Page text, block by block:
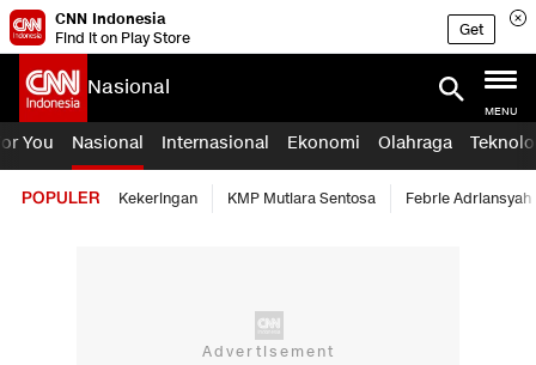
CNN Indonesia
Find it on Play Store
Get
Nasional
MENU
You Nasional Internasional Ekonomi Olahraga
POPULER Kekeringan KMP Mutiara Sentosa Febrie Adriansyah